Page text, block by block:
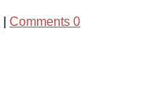
Comments 0